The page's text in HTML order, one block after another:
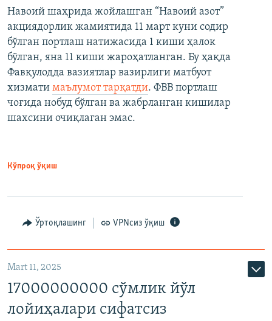
Навоий шаҳрида жойлашган “Навоий азот”
акциядорлик жамиятида 11 март куни содир
бўлган портлаш натижасида 1 киши ҳалок
бўлган, яна 11 киши жароҳатланган. Бу ҳақда
Фавқулодда вазиятлар вазирлиги матбуот
хизмати маълумот тарқатди. ФВВ портлаш
чоғида нобуд бўлган ва жабрланган кишилар
шахсини очиқлаган эмас.
Кўпроқ ўқиш
Ўртоқлашинг VPNсиз ўқиш
Mart 11, 2025
17000000000 сўмлик йўл
лойиҳалари сифатсиз